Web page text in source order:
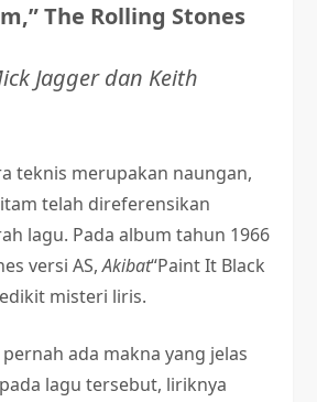
The Rolling Stones
Jagger dan Keith
teknis merupakan naungan,
telah direferensikan
lagu. Pada album tahun 1966
versi AS,Akibat“Paint It Black
misteri liris.
ada makna yang jelas
lagu tersebut, liriknya